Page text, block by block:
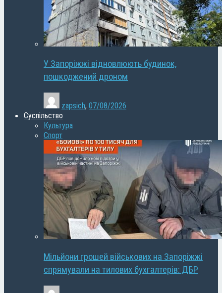
У Запоріжжі відновлюють будинок,
пошкоджений дроном
zapsich, 07/08/2026
Суспільство
Культура
Спорт
Мільйони грошей військових на Запоріжжі
спрямували на тилових бухгалтерів: ДБР